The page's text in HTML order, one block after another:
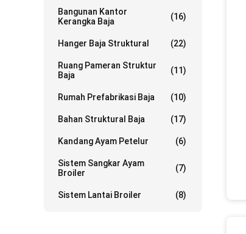
Bangunan Kantor
Kerangka Baja
(16)
Hanger Baja Struktural (22)
Ruang Pameran Struktur
Baja
(11)
Rumah Prefabrikasi Baja (10)
Bahan Struktural Baja (17)
Kandang Ayam Petelur (6)
Sistem Sangkar Ayam
Broiler
(7)
Sistem Lantai Broiler (8)